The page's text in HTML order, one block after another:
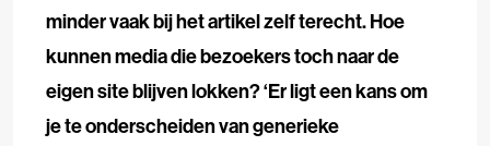
minder vaak bij het artikel zelf terecht. Hoe
kunnen media die bezoekers toch naar de
eigen site blijven lokken? ‘Er ligt een kans om
je te onderscheiden van generieke